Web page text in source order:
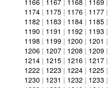
1166 | 1167 | 1168 | 1169 |
1174 | 1175 | 1176 | 1177 |
1182 | 1183 | 1184 | 1185 |
1190 | 1191 | 1192 | 1193 |
1198 | 1199 | 1200 | 1201 |
1206 | 1207 | 1208 | 1209 |
1214 | 1215 | 1216 | 1217 |
1222 | 1223 | 1224 | 1225 |
1230 | 1231 | 1232 | 1233 |